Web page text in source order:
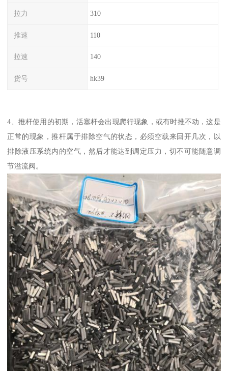
拉力 310
推速 110
拉速 140
货号 hk39
4、推杆使用的初期，活塞杆会出现爬行现象，或有时推不动，这是
正常的现象，推杆属于排除空气的状态，必须空载来回开几次，以
排除液压系统内的空气，然后才能达到调定压力，切不可能随意调
节溢流阀。